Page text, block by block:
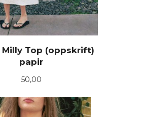
Milly Top (oppskrift)
papir
Pris
50,00